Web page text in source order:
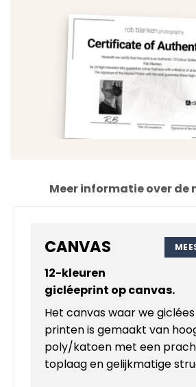
Meer informatie over de
CANVAS
12-kleuren
gicléeprint opcanvas.
Het canvas waar we
printen is gemaakt van
poly/katoen met een
toplaag en gelijkmatige